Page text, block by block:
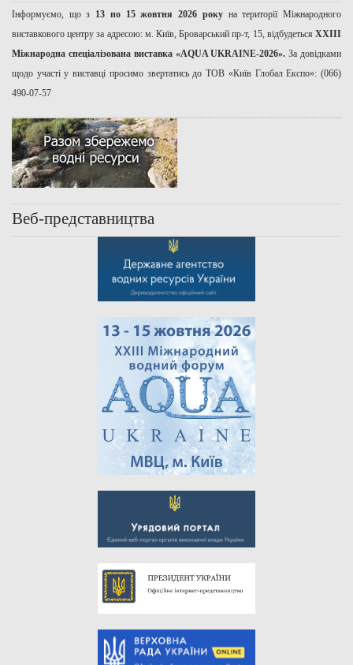
Інформуємо, що з 13 по 15 жовтня 2026 рокуна території Міжнародного
виставкового центру за адресою: м. Київ, Броварський пр-т, 15, відбудеться ХХІІІ
Міжнародна спеціалізована виставка «AQUA UKRAINE-2026».За довідками
щодо участі у виставці просимо звертатись до ТОВ «Київ Глобал Експо»: (066)
490-07-57
Веб-представництва